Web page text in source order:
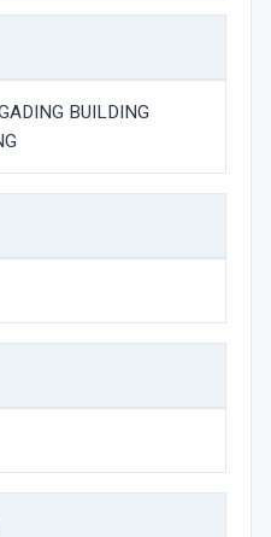
BUILDING